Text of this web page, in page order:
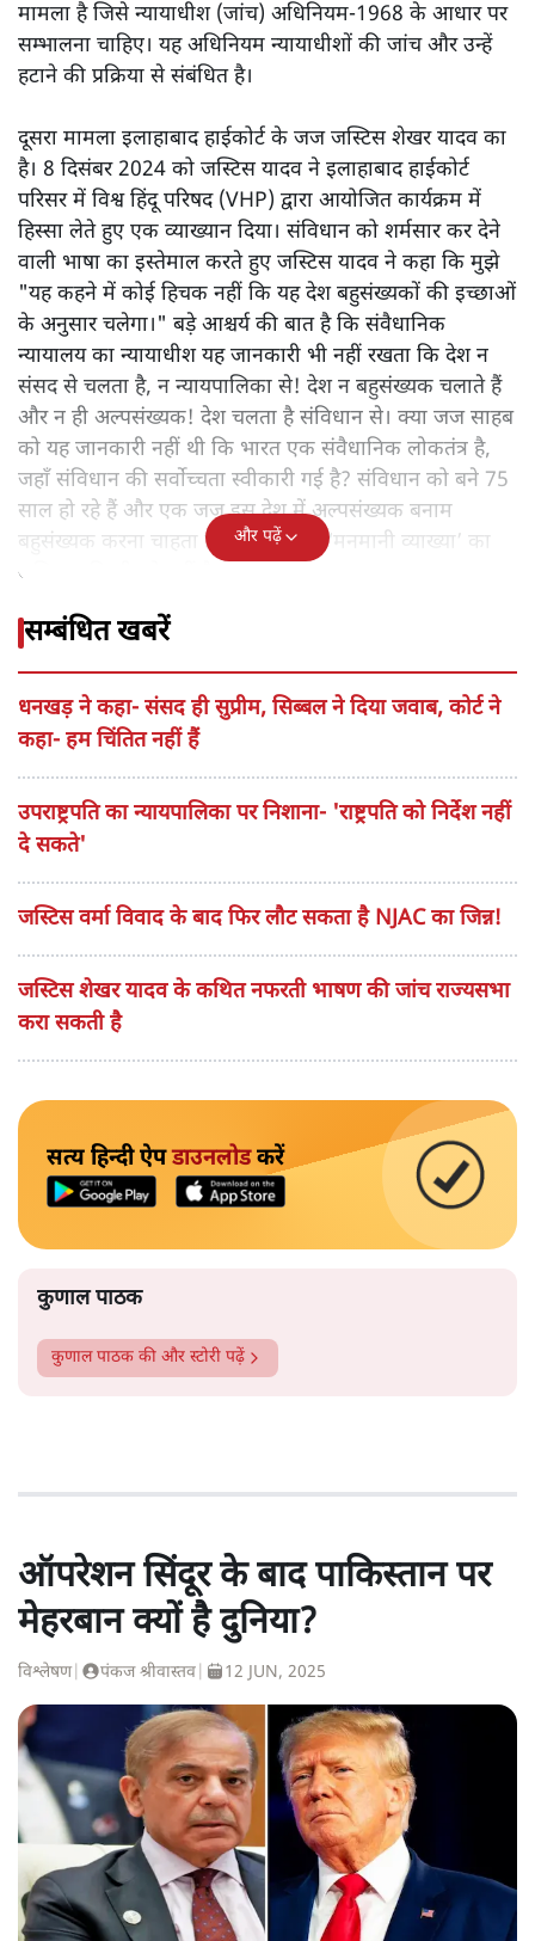
मामला है जिसे न्यायाधीश (जांच) अधिनियम-1968 के आधार पर
सम्भालना चाहिए। यह अधिनियम न्यायाधीशों की जांच और उन्हें
हटाने की प्रक्रिया से संबंधित है।
दूसरा मामला इलाहाबाद हाईकोर्ट के जज जस्टिस शेखर यादव का
है। 8 दिसंबर 2024 को जस्टिस यादव ने इलाहाबाद हाईकोर्ट
परिसर में विश्व हिंदू परिषद (VHP) द्वारा आयोजित कार्यक्रम में
हिस्सा लेते हुए एक व्याख्यान दिया। संविधान को शर्मसार कर देने
वाली भाषा का इस्तेमाल करते हुए जस्टिस यादव ने कहा कि मुझे
"यह कहने में कोई हिचक नहीं कि यह देश बहुसंख्यकों की इच्छाओं
के अनुसार चलेगा।" बड़े आश्चर्य की बात है कि संवैधानिक
न्यायालय का न्यायाधीश यह जानकारी भी नहीं रखता कि देश न
संसद से चलता है, न न्यायपालिका से! देश न बहुसंख्यक चलाते हैं
और न ही अल्पसंख्यक! देश चलता है संविधान से। क्या जज साहब
को यह जानकारी नहीं थी कि भारत एक संवैधानिक लोकतंत्र है,
जहाँ संविधान की सर्वोच्चता स्वीकारी गई है? संविधान को बने 75
साल हो रहे हैं और एक जज इस देश में अल्पसंख्यक बनाम
बहुसंख्यक करना चाहता है। संविधान की ‘मनमानी व्याख्या’ का
अधिकार किसी को नहीं है।
और पढ़ें
सम्बंधित खबरें
धनखड़ ने कहा- संसद ही सुप्रीम, सिब्बल ने दिया जवाब, कोर्ट ने
कहा- हम चिंतित नहीं हैं
उपराष्ट्रपति का न्यायपालिका पर निशाना- 'राष्ट्रपति को निर्देश नहीं
दे सकते'
जस्टिस वर्मा विवाद के बाद फिर लौट सकता है NJAC का जिन्न!
जस्टिस शेखर यादव के कथित नफरती भाषण की जांच राज्यसभा
करा सकती है
सत्य हिन्दी ऐपडाउनलोडकरें
कुणाल पाठक
कुणाल पाठक की और स्टोरी पढ़ें
ऑपरेशन सिंदूर के बाद पाकिस्तान पर
मेहरबान क्यों है दुनिया?
विश्लेषण| पंकज श्रीवास्तव 12 JUN, 2025